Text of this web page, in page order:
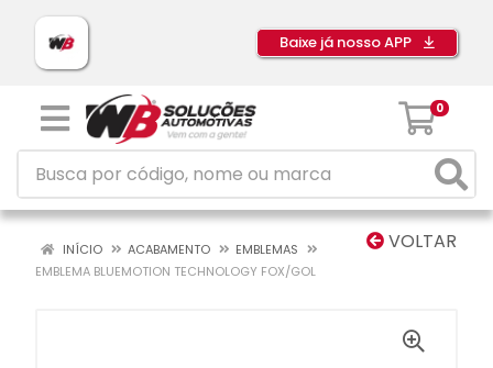
Baixe já nosso APP
0
VOLTAR
INÍCIO ACABAMENTO
EMBLEMAS
EMBLEMA BLUEMOTION TECHNOLOGY FOX/GOL